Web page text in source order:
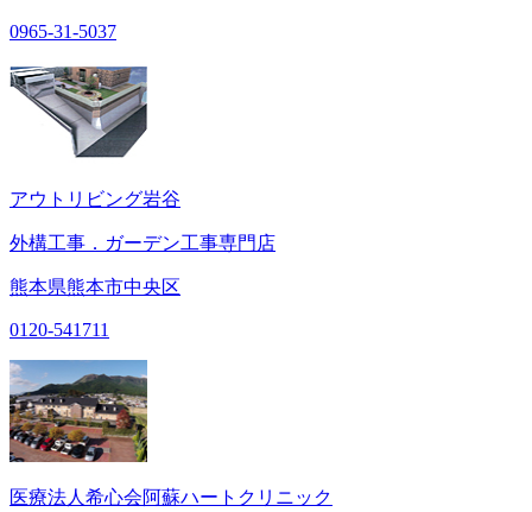
0965-31-5037
アウトリビング岩谷
外構工事．ガーデン工事専門店
熊本県熊本市中央区
0120-541711
医療法人希心会阿蘇ハートクリニック